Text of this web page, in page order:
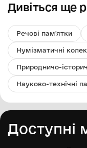
Дивіться ще
Речові пам'ятки
Нумізматичні
Природничо-
Науково-технічні
Доступні